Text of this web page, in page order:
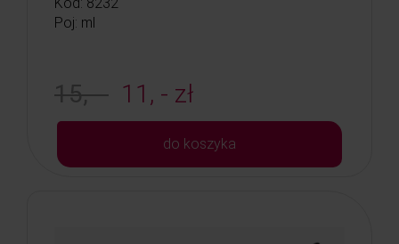
Poj: ml
15, - 11, - zł
do koszyka